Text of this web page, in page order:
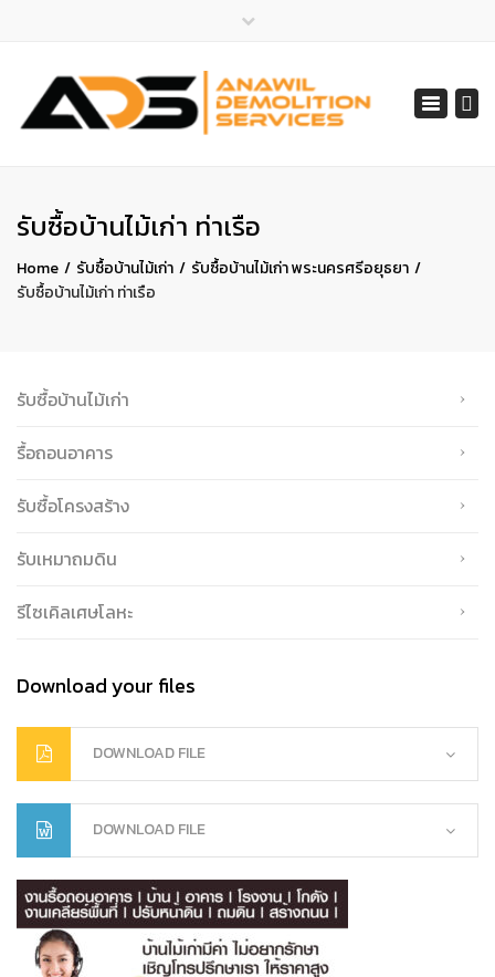
ไลน์ไอดี 065-401-2852
สายด่วน 065-401-2852, 061-548-1805 Toggle
รับซื้อบ้านไม้เก่า ท่าเรือ
Home รับซื้อบ้านไม้เก่า
รับซื้อบ้านไม้เก่า พระนครศรีอยุธยา
รับซื้อบ้านไม้เก่า ท่าเรือ
รับซื้อบ้านไม้เก่า
รื้อถอนอาคาร
รับซื้อโครงสร้าง
รับเหมาถมดิน
รีไซเคิลเศษโลหะ
Download your files
DOWNLOAD FILE
DOWNLOAD FILE